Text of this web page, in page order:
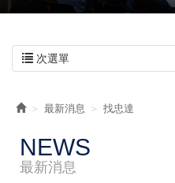
次選單
最新消息 找忠達
NEWS
最新消息